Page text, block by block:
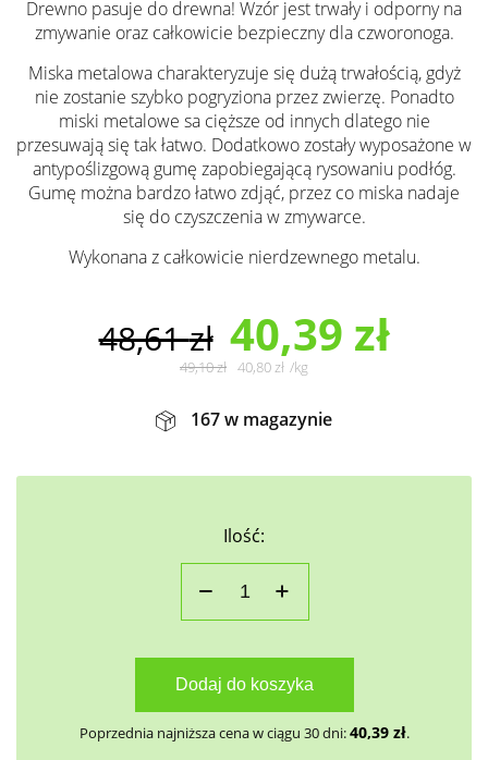
Drewno pasuje do drewna! Wzór jest trwały i odporny na
zmywanie oraz całkowicie bezpieczny dla czworonoga.
Miska metalowa charakteryzuje się dużą trwałością, gdyż
nie zostanie szybko pogryziona przez zwierzę. Ponadto
miski metalowe sa cięższe od innych dlatego nie
przesuwają się tak łatwo. Dodatkowo zostały wyposażone w
antypoślizgową gumę zapobiegającą rysowaniu podłóg.
Gumę można bardzo łatwo zdjąć, przez co miska nadaje
się do czyszczenia w zmywarce.
Wykonana z całkowicie nierdzewnego metalu.
48,61zł 40,39 zł
49,10zł 40,80zł /kg
167 w magazynie
Ilość:
Dodaj do koszyka
Poprzednia najniższa cena w ciągu 30 dni:40,39 zł.